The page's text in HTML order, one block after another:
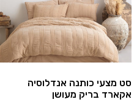
סט מצעי כותנה אנדלוסיה
אקארד בריק מעושן